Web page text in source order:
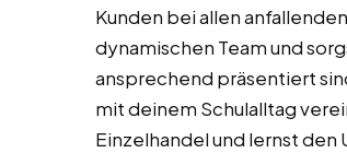
Kunden bei allen
dynamischen Team und
ansprechend präsentiert
mit deinem Schulalltag
Einzelhandel und lernst den